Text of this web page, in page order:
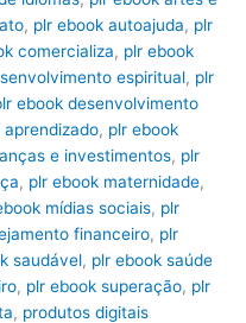
, plr ebook autoajuda, plr
comercializa, plr ebook
espiritual, plr
ebook desenvolvimento
, plr ebook
e investimentos, plr
, plr ebook maternidade,
mídias sociais, plr
financeiro, plr
saudável, plr ebook saúde
, plr ebook superação, plr
, produtos digitais